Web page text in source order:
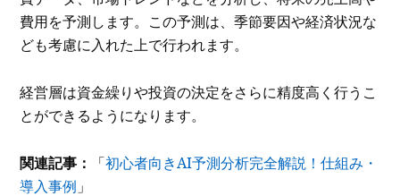
費用を予測します。この予測は、季節要因や経済状況な
ども考慮に入れた上で行われます。
経営層は資金繰りや投資の決定をさらに精度高く行うこ
とができるようになります。
関連記事： 「初心者向きAI予測分析完全解説！仕組み・
導入事例 」